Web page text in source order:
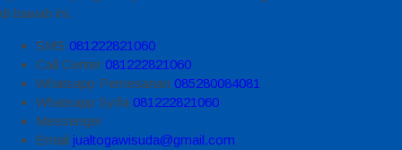
di bawah ini.
SMS 081222821060
Call Center 081222821060
Whatsapp Pemesanan 085280084081
Whatsapp Syifa 081222821060
Messenger
Email jualtogawisuda@gmail.com